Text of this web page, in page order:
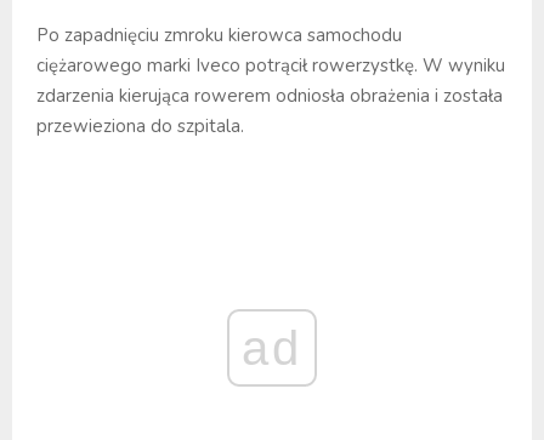
Po zapadnięciu zmroku kierowca samochodu
ciężarowego marki Iveco potrącił rowerzystkę. W wyniku
zdarzenia kierująca rowerem odniosła obrażenia i została
przewieziona do szpitala.
ad